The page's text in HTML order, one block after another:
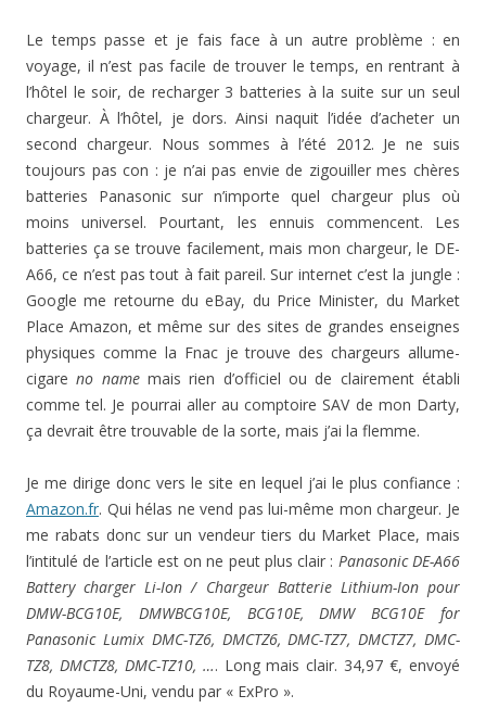
Le temps passe et je fais face à un autre problème : en
voyage, il n’est pas facile de trouver le temps, en rentrant à
l’hôtel le soir, de recharger 3 batteries à la suite sur un seul
chargeur. À l’hôtel, je dors. Ainsi naquit l’idée d’acheter un
second chargeur. Nous sommes à l’été 2012. Je ne suis
toujours pas con : je n’ai pas envie de zigouiller mes chères
batteries Panasonic sur n’importe quel chargeur plus où
moins universel. Pourtant, les ennuis commencent. Les
batteries ça se trouve facilement, mais mon chargeur, le DE-
A66, ce n’est pas tout à fait pareil. Sur internet c’est la jungle :
Google me retourne du eBay, du Price Minister, du Market
Place Amazon, et même sur des sites de grandes enseignes
physiques comme la Fnac je trouve des chargeurs allume-
cigareno namemais rien d’officiel ou de clairement établi
comme tel. Je pourrai aller au comptoire SAV de mon Darty,
ça devrait être trouvable de la sorte, mais j’ai la flemme.
Je me dirige donc vers le site en lequel j’ai le plus confiance :
Amazon.fr. Qui hélas ne vend pas lui-même mon chargeur. Je
me rabats donc sur un vendeur tiers du Market Place, mais
l’intitulé de l’article est on ne peut plus clair : Panasonic DE-A66
Battery charger Li-Ion / Chargeur Batterie Lithium-Ion pour
DMW-BCG10E, DMWBCG10E, BCG10E, DMW BCG10E for
Panasonic Lumix DMC-TZ6, DMCTZ6, DMC-TZ7, DMCTZ7, DMC-
TZ8, DMCTZ8, DMC-TZ10, …. Long mais clair. 34,97 €, envoyé
du Royaume-Uni, vendu par « ExPro ».